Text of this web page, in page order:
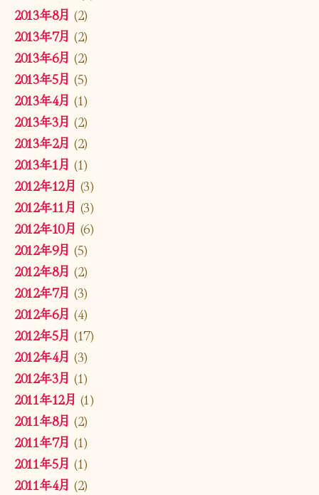
2013年8月 (2)
2013年7月 (2)
2013年6月 (2)
2013年5月 (5)
2013年4月 (1)
2013年3月 (2)
2013年2月 (2)
2013年1月 (1)
2012年12月 (3)
2012年11月 (3)
2012年10月 (6)
2012年9月 (5)
2012年8月 (2)
2012年7月 (3)
2012年6月 (4)
2012年5月 (17)
2012年4月 (3)
2012年3月 (1)
2011年12月 (1)
2011年8月 (2)
2011年7月 (1)
2011年5月 (1)
2011年4月 (2)